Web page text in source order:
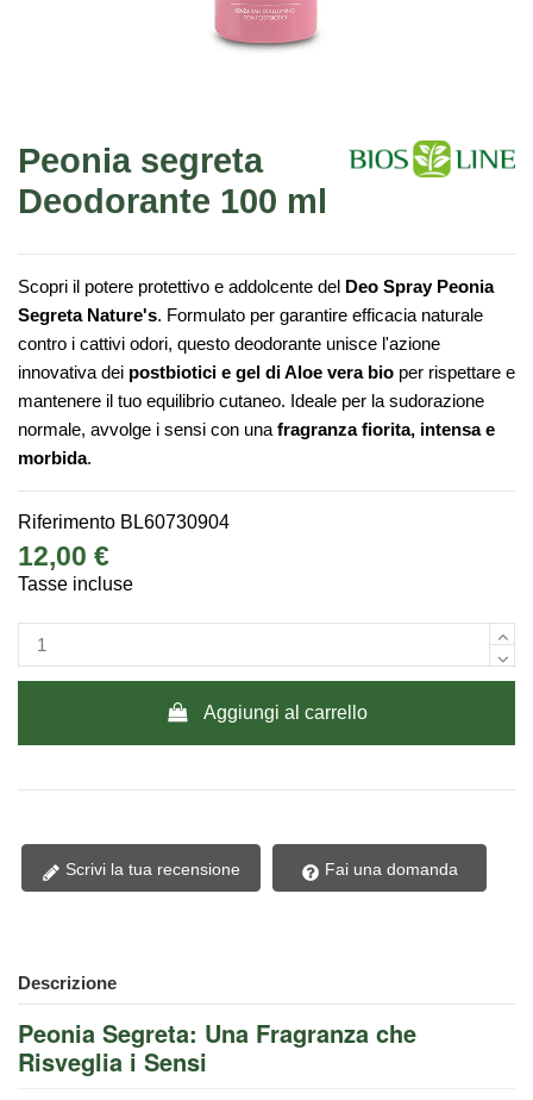
Peonia segreta
Deodorante 100 ml
Scopri il potere protettivo e addolcente del Deo Spray Peonia
Segreta Nature's. Formulato per garantire efficacia naturale
contro i cattivi odori, questo deodorante unisce l'azione
innovativa dei postbiotici e gel di Aloe vera bio per rispettare e
mantenere il tuo equilibrio cutaneo. Ideale per la sudorazione
normale, avvolge i sensi con una fragranza fiorita, intensa e
morbida.
Riferimento BL60730904
12,00 €
Tasse incluse
Aggiungi al carrello
Scrivi la tua recensione Fai una domanda
Descrizione
Peonia Segreta: Una Fragranza che
Risveglia i Sensi